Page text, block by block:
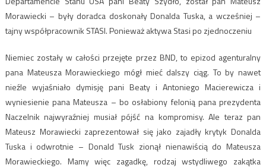
Morawiecki – były doradca doskonały Donalda Tuska, a wcześniej –
tajny współpracownik STASI. Ponieważ aktywa Stasi po zjednoczeniu
Niemiec zostały w całości przejęte przez BND, to epizod agenturalny
pana Mateusza Morawieckiego mógł mieć dalszy ciąg. To by nawet
nieźle wyjaśniało dymisję pani Beaty i Antoniego Macierewicza i
wyniesienie pana Mateusza – bo osłabiony felonią pana prezydenta
Naczelnik najwyraźniej musiał pójść na kompromisy. Ale teraz pan
Mateusz Morawiecki zaprezentował się jako zajadły krytyk Donalda
Tuska i odwrotnie – Donald Tusk zionął nienawiścią do Mateusza
Morawieckiego. Mamy więc zagadkę, rodzaj wstydliwego zakątka